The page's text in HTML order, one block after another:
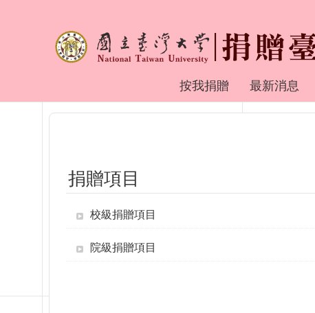
捐贈臺大
按我捐贈 最新消息
捐贈項目
校級捐贈項目
院級捐贈項目